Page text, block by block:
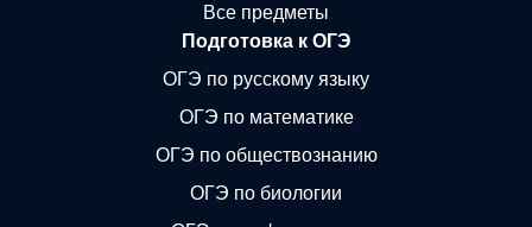
Все предметы
Подготовка к ОГЭ
ОГЭ по русскому языку
ОГЭ по математике
ОГЭ по обществознанию
ОГЭ по биологии